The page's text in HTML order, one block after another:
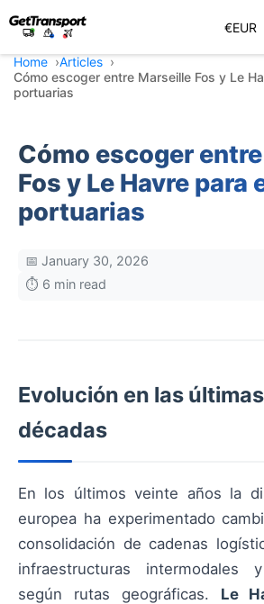
€EUR
Home
Articles
Cómo escoger entre Marseille Fos y Le
portuarias
Cómo escoger
Fos y Le Havre para
portuarias
📅 January 30, 2026
⏱️ 6 min read
Evolución en las
décadas
En los últimos veinte años la
europea ha experimentado
consolidación de cadenas
infraestructuras intermodales
según rutas geográficas. Le